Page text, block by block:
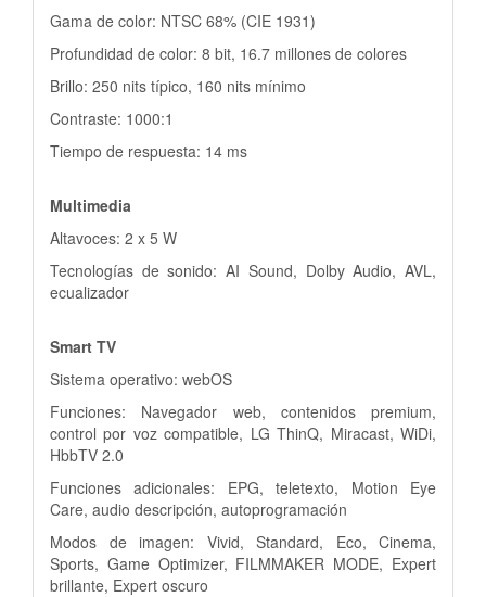
Gama de color: NTSC 68% (CIE 1931)
Profundidad de color: 8 bit, 16.7 millones de colores
Brillo: 250 nits típico, 160 nits mínimo
Contraste: 1000:1
Tiempo de respuesta: 14 ms
Multimedia
Altavoces: 2 x 5 W
Tecnologías de sonido: AI Sound, Dolby Audio, AVL,
ecualizador
Smart TV
Sistema operativo: webOS
Funciones: Navegador web, contenidos premium,
control por voz compatible, LG ThinQ, Miracast, WiDi,
HbbTV 2.0
Funciones adicionales: EPG, teletexto, Motion Eye
Care, audio descripción, autoprogramación
Modos de imagen: Vivid, Standard, Eco, Cinema,
Sports, Game Optimizer, FILMMAKER MODE, Expert
brillante, Expert oscuro